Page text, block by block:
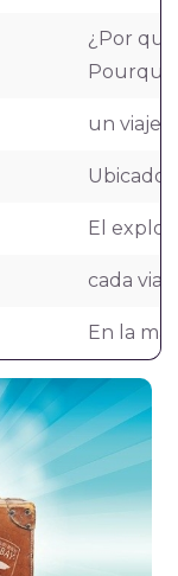
¿Por
un viaje
Ubicado
El
cada
En la